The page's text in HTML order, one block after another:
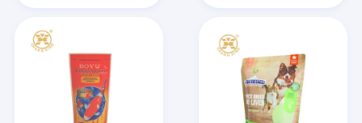
Túi đóng gói cà phê
Túi đóng gói đồ ăn nhẹ